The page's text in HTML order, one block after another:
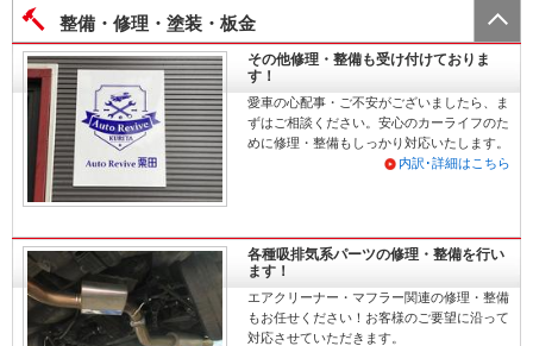
整備・修理・塗装・板金
その他修理・整備も受け付けておりま
す！
愛車の心配事・ご不安がございましたら、ま
ずはご相談ください。安心のカーライフのた
めに修理・整備もしっかり対応いたします。
内訳･詳細はこちら
各種吸排気系パーツの修理・整備を行い
ます！
エアクリーナー・マフラー関連の修理・整備
もお任せください！お客様のご要望に沿って
対応させていただきます。